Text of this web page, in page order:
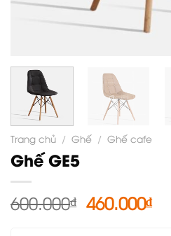
Trang chủ / Ghế / Ghế cafe
Ghế GE5
600.000₫ Giá
gốc
460.000₫Giá